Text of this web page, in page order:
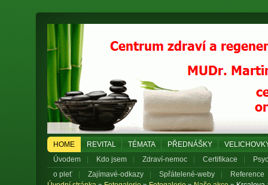
HOME REVITAL TÉMATA PŘEDNÁŠKY
Úvodem
Kdo jsem Zdraví-nemoc Certifikace
o pleť
Zajímavé-odkazy Spřátelené-weby
Reference